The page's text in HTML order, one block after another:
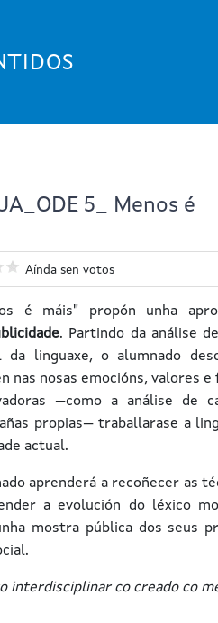
5_ Menos é
Aínda sen votos
é máis" propón unha
. Partindo da análise
da linguaxe, o alumnado
nas nosas emocións, valores
—como a análise de
propias— traballarase a
actual.
aprenderá a recoñecer as
a evolución do léxico
mostra pública dos seus
interdisciplinar co creado co